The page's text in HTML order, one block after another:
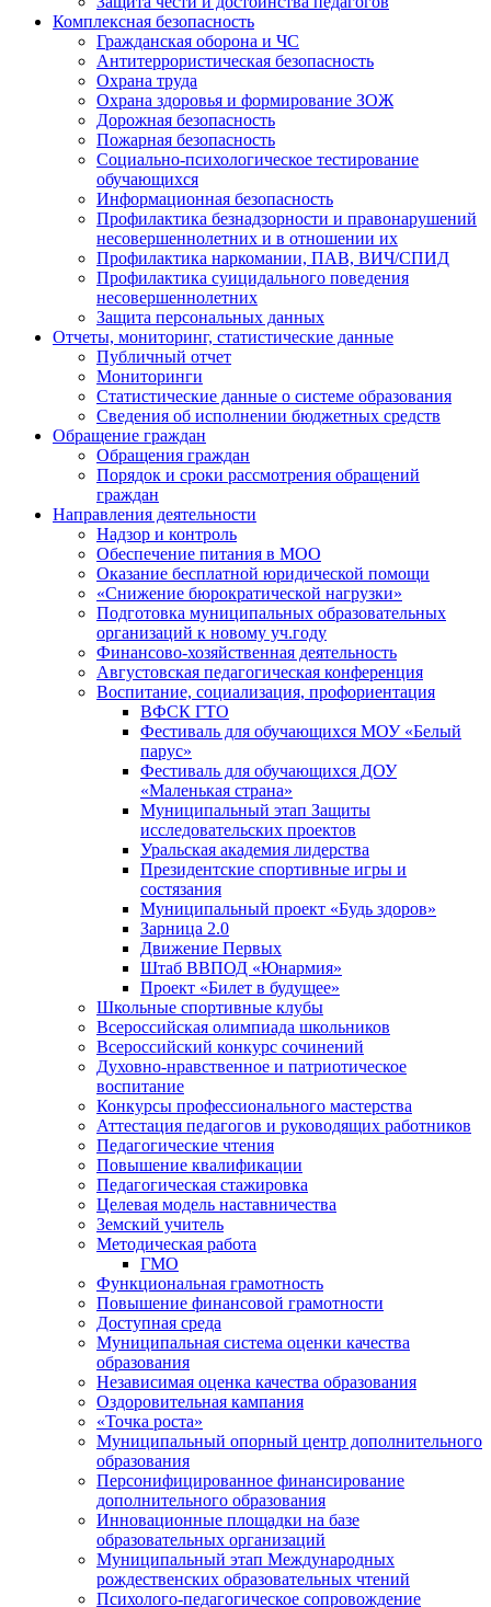
Комплексная безопасность
Гражданская оборона и ЧС
Антитеррористическая безопасность
Охрана труда
Охрана здоровья и формирование ЗОЖ
Дорожная безопасность
Пожарная безопасность
Социально-психологическое тестирование
обучающихся
Информационная безопасность
Профилактика безнадзорности и правонарушений
несовершеннолетних и в отношении их
Профилактика наркомании, ПАВ, ВИЧ/СПИД
Профилактика суицидального поведения
несовершеннолетних
Защита персональных данных
Отчеты, мониторинг, статистические данные
Публичный отчет
Мониторинги
Статистические данные о системе образования
Сведения об исполнении бюджетных средств
Обращение граждан
Обращения граждан
Порядок и сроки рассмотрения обращений
граждан
Направления деятельности
Надзор и контроль
Обеспечение питания в МОО
Оказание бесплатной юридической помощи
«Снижение бюрократической нагрузки»
Подготовка муниципальных образовательных
организаций к новому уч.году
Финансово-хозяйственная деятельность
Августовская педагогическая конференция
Воспитание, социализация, профориентация
ВФСК ГТО
Фестиваль для обучающихся МОУ «Белый
парус»
Фестиваль для обучающихся ДОУ
«Маленькая страна»
Муниципальный этап Защиты
исследовательских проектов
Уральская академия лидерства
Президентские спортивные игры и
состязания
Муниципальный проект «Будь здоров»
Зарница 2.0
Движение Первых
Штаб ВВПОД «Юнармия»
Проект «Билет в будущее»
Школьные спортивные клубы
Всероссийская олимпиада школьников
Всероссийский конкурс сочинений
Духовно-нравственное и патриотическое
воспитание
Конкурсы профессионального мастерства
Аттестация педагогов и руководящих работников
Педагогические чтения
Повышение квалификации
Педагогическая стажировка
Целевая модель наставничества
Земский учитель
Методическая работа
ГМО
Функциональная грамотность
Повышение финансовой грамотности
Доступная среда
Муниципальная система оценки качества
образования
Независимая оценка качества образования
Оздоровительная кампания
«Точка роста»
Муниципальный опорный центр дополнительного
образования
Персонифицированное финансирование
дополнительного образования
Инновационные площадки на базе
образовательных организаций
Муниципальный этап Международных
рождественских образовательных чтений
Психолого-педагогическое сопровождение